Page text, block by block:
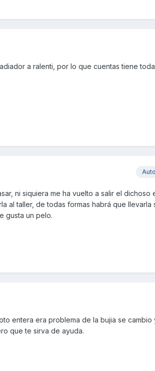
a ralenti, por lo que cuentas tiene
ni siquiera me ha vuelto a salir el dichoso
al taller, de todas formas habrá que llevarla
gusta un pelo.
entera era problema de la bujia se cambio
que te sirva de ayuda.